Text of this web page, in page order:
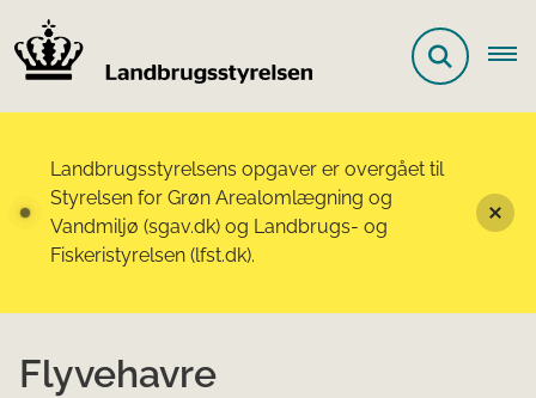
Landbrugsstyrelsens opgaver er overgået til
Styrelsen for Grøn Arealomlægning og
Vandmiljø (sgav.dk) og Landbrugs- og
Fiskeristyrelsen (lfst.dk).
Flyvehavre